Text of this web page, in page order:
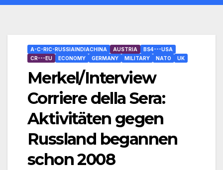
A-C-RIC-RUSSIAINDIACHINA AUSTRIA
BS4---USA
CR---EU
ECONOMY GERMANY MILITARY NATO UK
Merkel/Interview
Corriere della Sera:
Aktivitäten gegen
Russland begannen
schon 2008